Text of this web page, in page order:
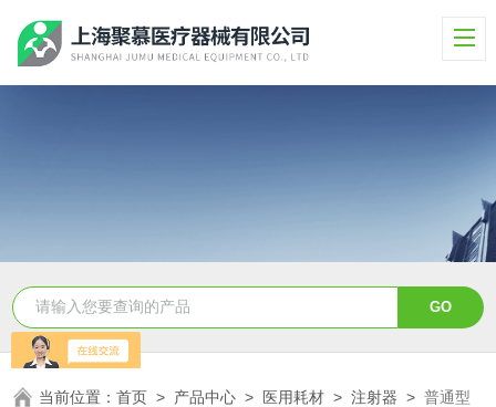
当前位置：首页 > 产品中心 > 医用耗材 >注射器 >普通型